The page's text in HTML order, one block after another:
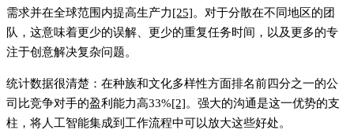
需求并在全球范围内提高生产力[25]。对于分散在不同地区的团
队，这意味着更少的误解、更少的重复任务时间，以及更多的专
注于创意解决复杂问题。
统计数据很清楚：在种族和文化多样性方面排名前四分之一的公
司 比竞争对手的盈利能力高33%[2]。强大的沟通是这一优势的支
柱，将人工智能集成到工作流程中可以放大这些好处。